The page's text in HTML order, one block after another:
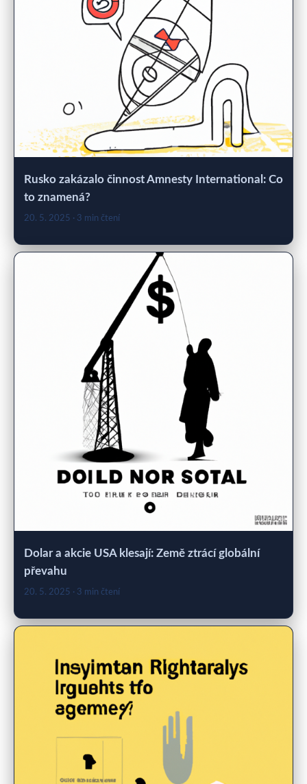
Rusko zakázalo činnost Amnesty International: Co
to znamená?
20. 5. 2025 · 3 min čtení
Dolar a akcie USA klesají: Země ztrácí globální
převahu
20. 5. 2025 · 3 min čtení